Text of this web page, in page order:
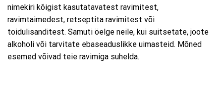
nimekiri kõigist kasutatavatest ravimitest,
ravimtaimedest, retseptita ravimitest või
toidulisanditest. Samuti öelge neile, kui suitsetate, joote
alkoholi või tarvitate ebaseaduslikke uimasteid. Mõned
esemed võivad teie ravimiga suhelda.